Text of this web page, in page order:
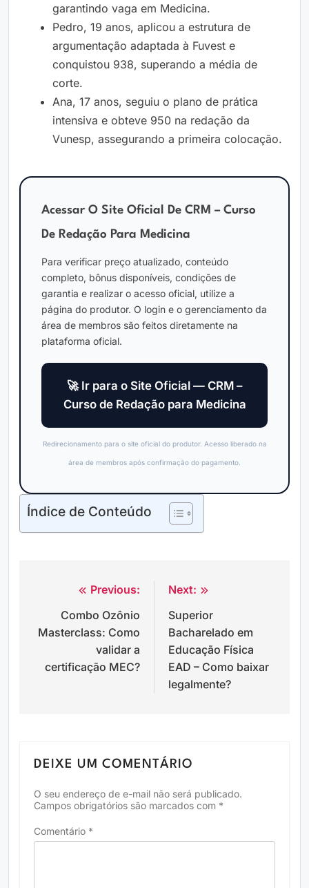
garantindo vaga em Medicina.
Pedro, 19 anos, aplicou a estrutura de
argumentação adaptada à Fuvest e
conquistou 938, superando a média de
corte.
Ana, 17 anos, seguiu o plano de prática
intensiva e obteve 950 na redação da
Vunesp, assegurando a primeira colocação.
Acessar O Site Oficial De CRM – Curso
De Redação Para Medicina
Para verificar preço atualizado, conteúdo
completo, bônus disponíveis, condições de
garantia e realizar o acesso oficial, utilize a
página do produtor. O login e o gerenciamento da
área de membros são feitos diretamente na
plataforma oficial.
🚀 Ir para o Site Oficial — CRM –
Curso de Redação para Medicina
Redirecionamento para o site oficial do produtor. Acesso liberado na
área de membros após confirmação do pagamento.
Índice de Conteúdo
Navegação
Post
Previous:
Combo Ozônio
Masterclass: Como
validar a
certificação MEC?
Next:
Superior
Bacharelado em
Educação Física
EAD – Como baixar
legalmente?
DEIXE UM COMENTÁRIO
O seu endereço de e-mail não será publicado.
Campos obrigatórios são marcados com *
Comentário *